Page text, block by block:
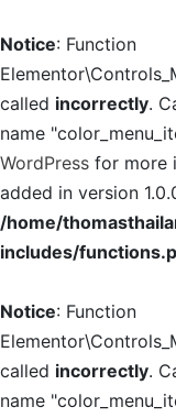
Notice: Function
called incorrectly.
name
WordPress for more
added in version
/home/
includes/
Notice: Function
called incorrectly.
name